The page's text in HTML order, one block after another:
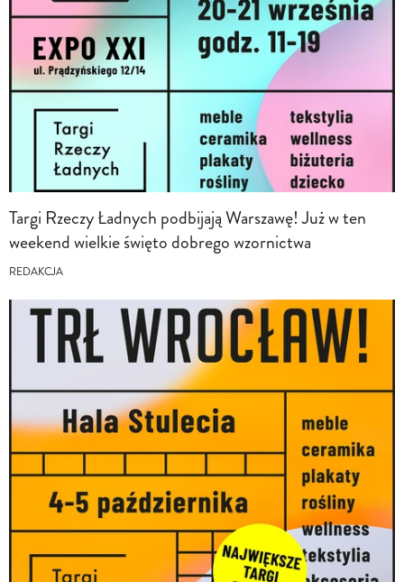
Targi Rzeczy Ładnych podbijają Warszawę! Już w ten
weekend wielkie święto dobrego wzornictwa
REDAKCJA